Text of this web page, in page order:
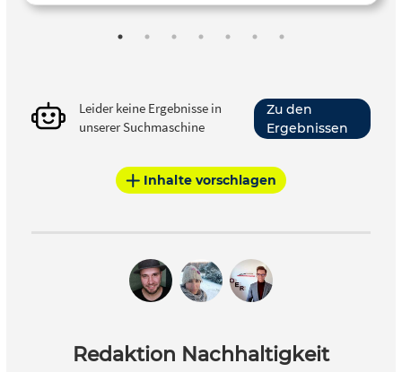
Leider keine Ergebnisse in
unserer Suchmaschine
Zu den
Ergebnissen
Inhalte vorschlagen
Redaktion Nachhaltigkeit